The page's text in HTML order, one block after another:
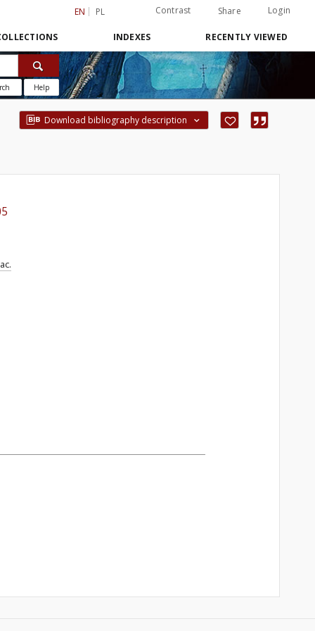
EN PL Contrast Share Login
INDEXES RECENTLY VIEWED
Help
Download bibliography description